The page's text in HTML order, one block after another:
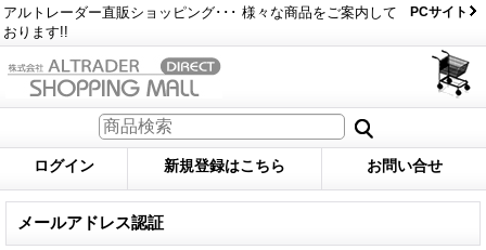
アルトレーダー直販ショッピング･･･ 様々な商品をご案内して
おります!!
PCサイト
ログイン 新規登録はこちら お問い合せ
メールアドレス認証